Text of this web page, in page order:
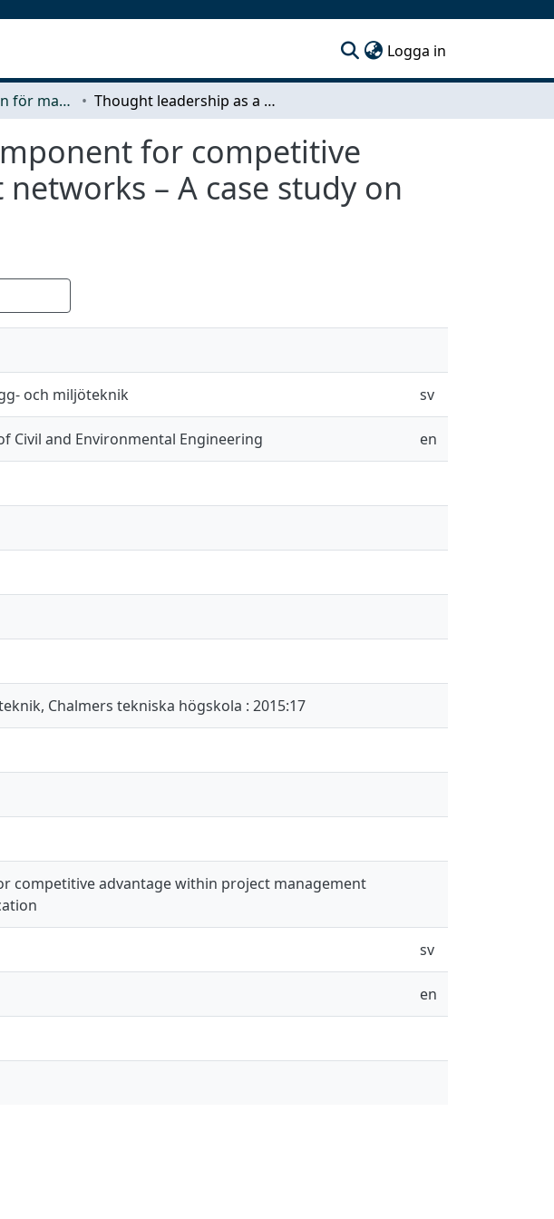
Logga in
Examensarbeten för masterexamen Thought leadership as a substantial component for competitive advantage within project management networks – A case study on international diversification
for competitive
– A case study on
och miljöteknik sv
Civil and Environmental Engineering en
Chalmers tekniska högskola : 2015:17
competitive advantage within project management
sv
en